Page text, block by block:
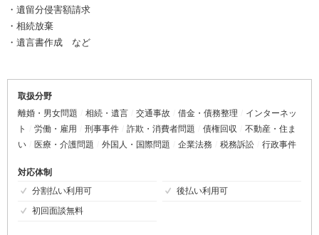
・遺留分侵害額請求
・相続放棄
・遺言書作成 など
取扱分野
離婚・男女問題
相続・遺言 交通事故 借金・債務整理
インターネッ
ト
労働・雇用 刑事事件 詐欺・消費者問題 債権回収
不動産・住ま
い
医療・介護問題 外国人・国際問題 企業法務 税務訴訟 行政事件
対応体制
分割払い利用可
後払い利用可
初回面談無料